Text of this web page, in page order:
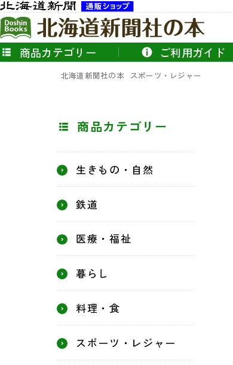
商品カテゴリー ご利用ガイド
北海道新聞社の本 スポーツ・レジャー
商品カテゴリー
生きもの・自然
鉄道
医療・福祉
暮らし
料理・食
スポーツ・レジャー